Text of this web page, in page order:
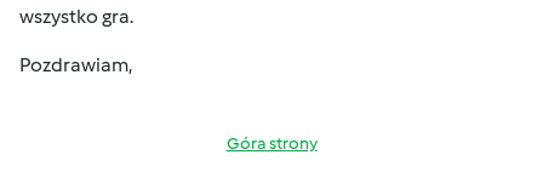
wszystko gra.
Pozdrawiam,
Góra strony